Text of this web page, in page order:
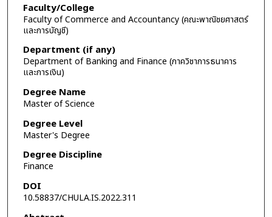
Faculty/College
Faculty of Commerce and Accountancy (คณะพาณิชยศาสตร์
และการบัญชี)
Department (if any)
Department of Banking and Finance (ภาควิชาการธนาคาร
และการเงิน)
Degree Name
Master of Science
Degree Level
Master's Degree
Degree Discipline
Finance
DOI
10.58837/CHULA.IS.2022.311